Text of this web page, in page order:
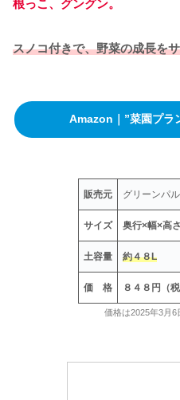
根っこ、グングン。
スノコ付きで、野菜の成長を
Amazon｜”菜園プラ
販売元 グリーンパル
サイズ 奥行×幅×高
土容量 約４８L
価 格 ８４８円（税
価格は2025年3月6